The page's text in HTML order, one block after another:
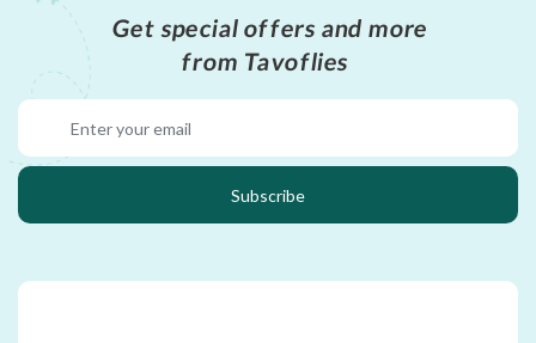
Get special offers and more
from Tavoflies
Subscribe